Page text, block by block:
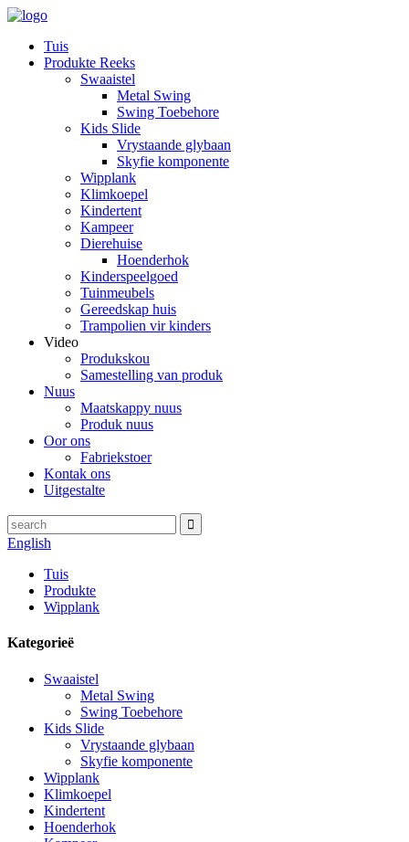
Tuis
Produkte Reeks
Swaaistel
Metal Swing
Swing Toebehore
Kids Slide
Vrystaande glybaan
Skyfie komponente
Wipplank
Klimkoepel
Kindertent
Kampeer
Dierehuise
Hoenderhok
Kinderspeelgoed
Tuinmeubels
Gereedskap huis
Trampolien vir kinders
Video
Produkskou
Samestelling van produk
Nuus
Maatskappy nuus
Produk nuus
Oor ons
Fabriekstoer
Kontak ons
Uitgestalte
English
Tuis
Produkte
Wipplank
Kategorieë
Swaaistel
Metal Swing
Swing Toebehore
Kids Slide
Vrystaande glybaan
Skyfie komponente
Wipplank
Klimkoepel
Kindertent
Hoenderhok